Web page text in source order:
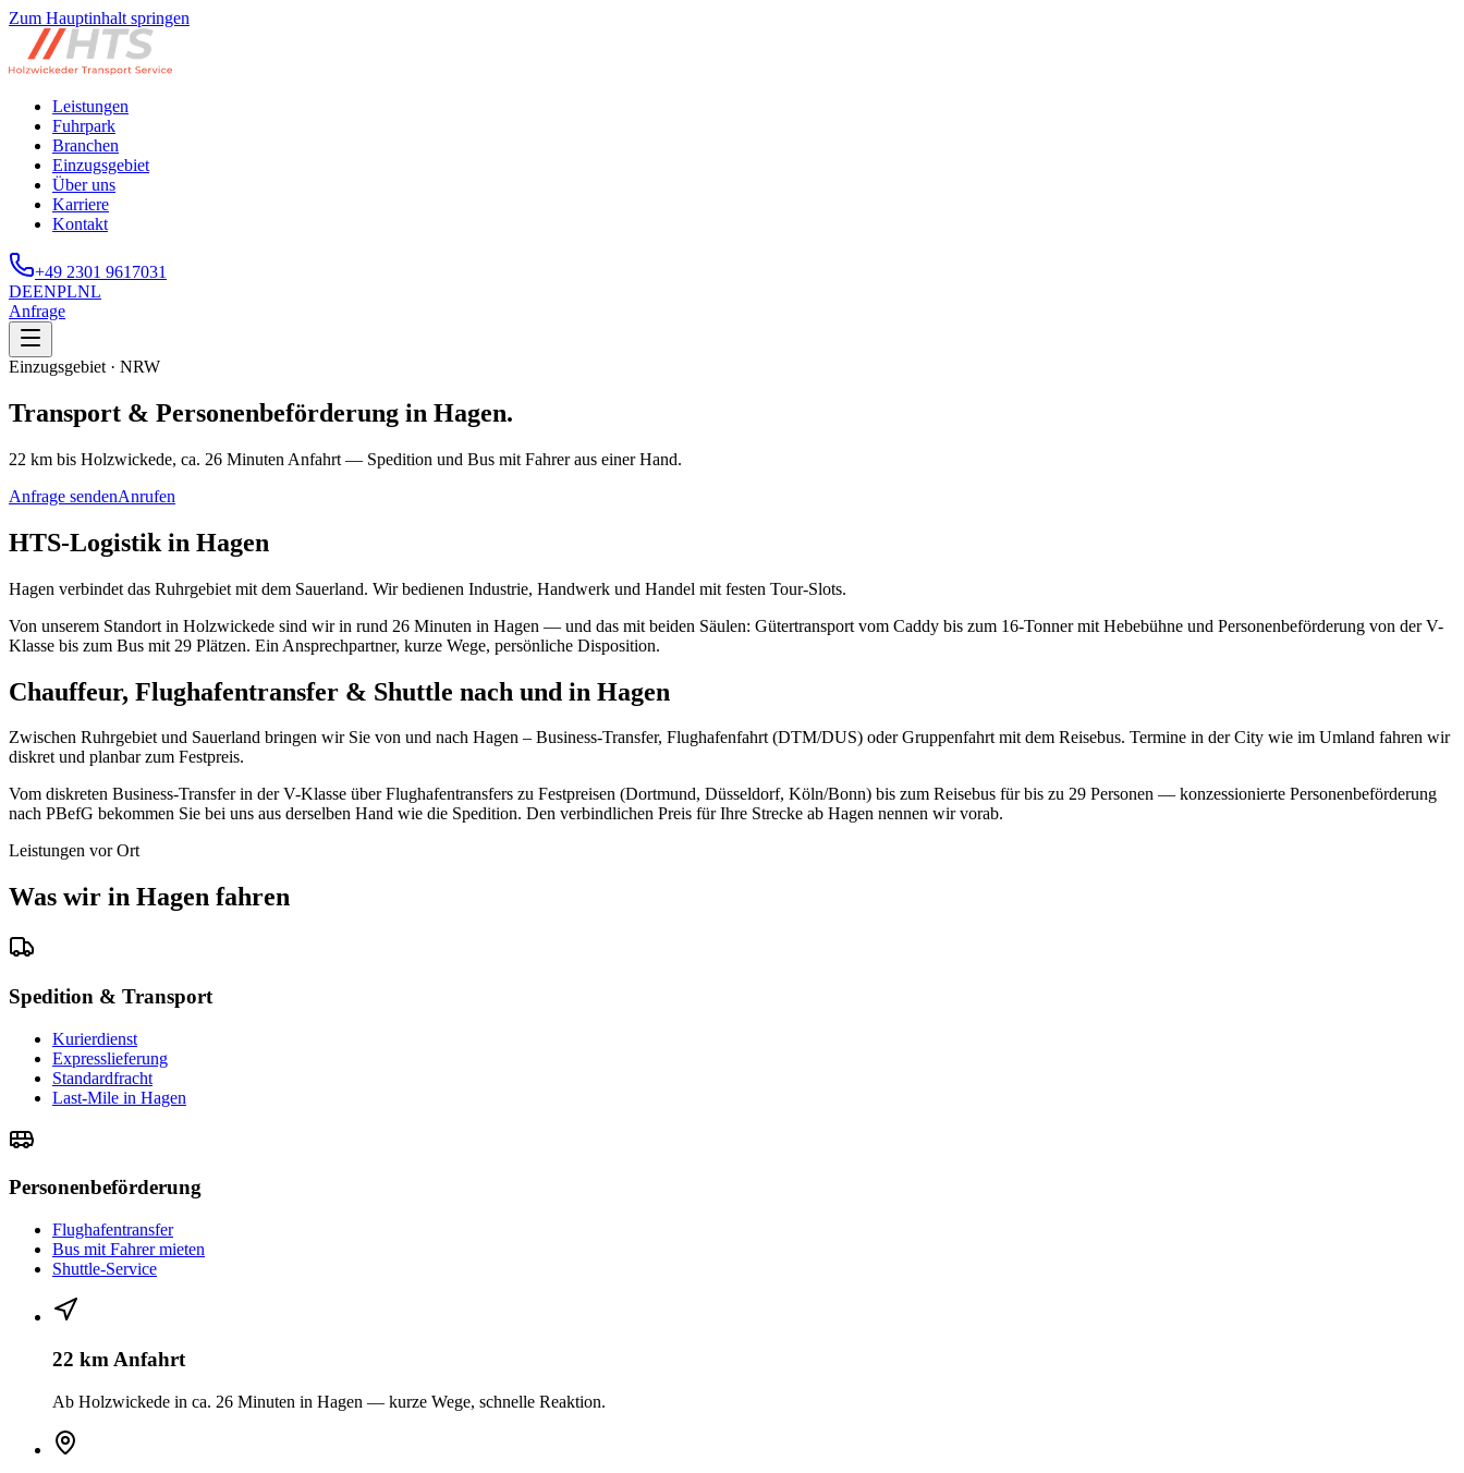
Zum Hauptinhalt springen
Leistungen
Fuhrpark
Branchen
Einzugsgebiet
Über uns
Karriere
Kontakt
+49 2301 9617031
DEENPLNL
Anfrage
Einzugsgebiet · NRW
Transport & Personenbeförderung in Hagen.
22 km bis Holzwickede, ca. 26 Minuten Anfahrt — Spedition und Bus mit Fahrer aus einer Hand.
Anfrage sendenAnrufen
HTS-Logistik in Hagen
Hagen verbindet das Ruhrgebiet mit dem Sauerland. Wir bedienen Industrie, Handwerk und Handel mit festen Tour-Slots.
Von unserem Standort in Holzwickede sind wir in rund 26 Minuten in Hagen — und das mit beiden Säulen: Gütertransport vom Caddy bis zum 16-Tonner mit Hebebühne und Personenbeförderung von der V-
Klasse bis zum Bus mit 29 Plätzen. Ein Ansprechpartner, kurze Wege, persönliche Disposition.
Chauffeur, Flughafentransfer & Shuttle nach und in Hagen
Zwischen Ruhrgebiet und Sauerland bringen wir Sie von und nach Hagen – Business-Transfer, Flughafenfahrt (DTM/DUS) oder Gruppenfahrt mit dem Reisebus. Termine in der City wie im Umland fahren wir
diskret und planbar zum Festpreis.
Vom diskreten Business-Transfer in der V-Klasse über Flughafentransfers zu Festpreisen (Dortmund, Düsseldorf, Köln/Bonn) bis zum Reisebus für bis zu 29 Personen — konzessionierte Personenbeförderung
nach PBefG bekommen Sie bei uns aus derselben Hand wie die Spedition. Den verbindlichen Preis für Ihre Strecke ab Hagen nennen wir vorab.
Leistungen vor Ort
Was wir in Hagen fahren
Spedition & Transport
Kurierdienst
Expresslieferung
Standardfracht
Last-Mile in Hagen
Personenbeförderung
Flughafentransfer
Bus mit Fahrer mieten
Shuttle-Service
22 km Anfahrt
Ab Holzwickede in ca. 26 Minuten in Hagen — kurze Wege, schnelle Reaktion.